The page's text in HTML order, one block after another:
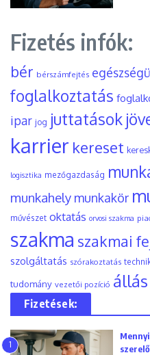
Fizetés infók:
bér bérszámfejtés
foglalkoztatás
ipar jog juttatások
karrier kereset
logisztika mezőgazdaság
munkahely munkakör
művészet oktatás orvosi szakma
szakma szakmai
szolgáltatás szórakoztatás
tudomány vezetői pozíció állás
Fizetések:
1